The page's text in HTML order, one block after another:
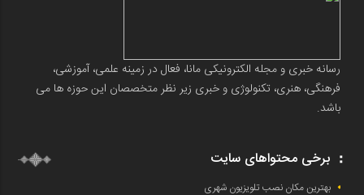
رسانه خبری و مجله الکترونیکی مانا، فعال در زمینه علمی، آموزشی،
فرهنگی، هنری، تکنولوژی و خبری زیر نظر متخصصان این حوزه ها می
باشد.
برخی محتواهای سایت
بهترین مکان نصب تلویزیون شهری